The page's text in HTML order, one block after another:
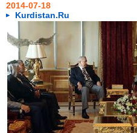
2014-07-18
Kurdistan.Ru